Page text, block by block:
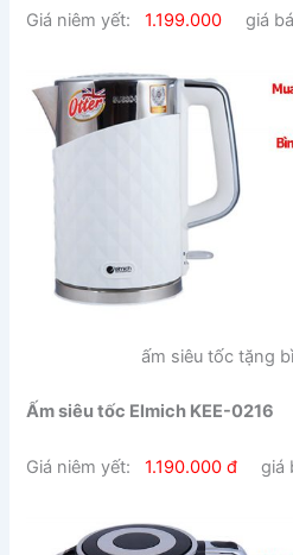
Giá niêm yết: 1.199.000 giá
ấm siêu tốc tặng
Ấm siêu tốc Elmich KEE-0216
Giá niêm yết: 1.190.000 đ giá